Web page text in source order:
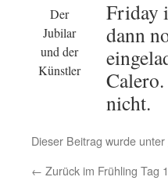
Der
Jubilar
und der
Künstler
Friday
dann
nicht.
Dieser Beitrag wurde unter
← Zurück im Frühling Tag 1